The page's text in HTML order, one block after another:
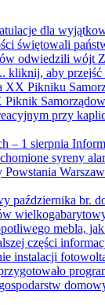
dla
świętowali
odwiedzili wójt
kliknij, aby przejść
XX Pikniku
Piknik
przy
– 1 sierpnia
syreny
października br.
mebla,
części
instalacji